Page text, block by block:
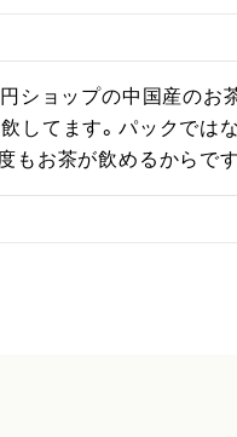
ショップの中国産の
してます。パックで
もお茶が飲めるからです